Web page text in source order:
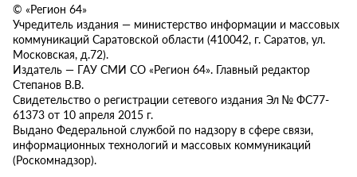
© «Регион 64»
Учредитель издания — министерство информации и массовых
коммуникаций Саратовской области (410042, г. Саратов, ул.
Московская, д.72).
Издатель — ГАУ СМИ СО «Регион 64». Главный редактор
Степанов В.В.
Свидетельство о регистрации сетевого издания Эл № ФС77-
61373 от 10 апреля 2015 г.
Выдано Федеральной службой по надзору в сфере связи,
информационных технологий и массовых коммуникаций
(Роскомнадзор).